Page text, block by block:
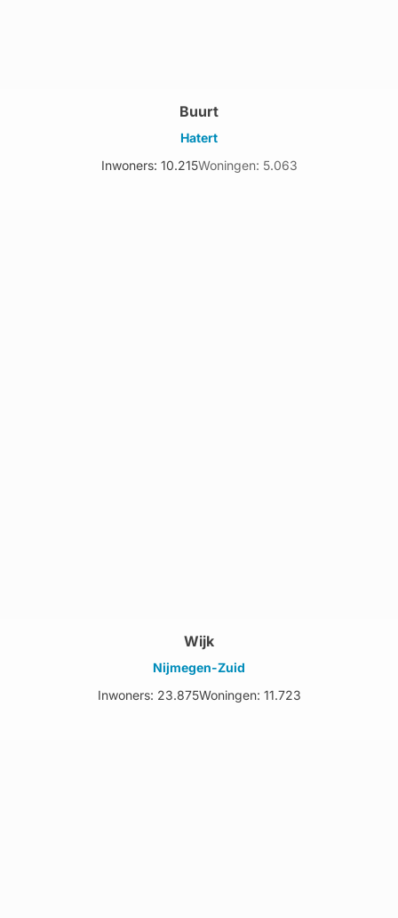
Buurt
Hatert
Inwoners: 10.215Woningen: 5.063
Wijk
Nijmegen-Zuid
Inwoners: 23.875Woningen: 11.723